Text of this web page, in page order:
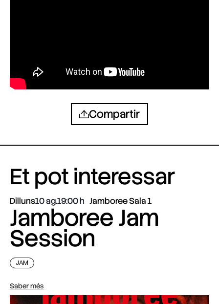
Compartir
Et pot interessar
Dilluns10 ag.19:00 Jamboree Sala 1
Jamboree Jam
Session
JAM
Saber més